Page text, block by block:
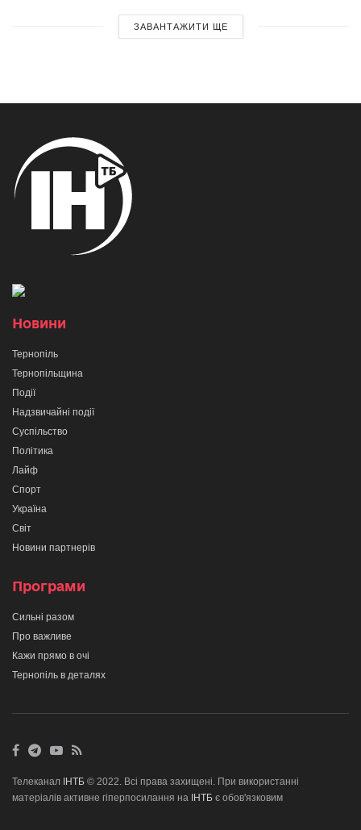
ЗАВАНТАЖИТИ ЩЕ
Новини
Тернопіль
Тернопільщина
Події
Надзвичайні події
Суспільство
Політика
Лайф
Спорт
Україна
Світ
Новини партнерів
Програми
Сильні разом
Про важливе
Кажи прямо в очі
Тернопіль в деталях
Телеканал ІНТБ © 2022. Всі права захищені. При використанні
матеріалів активне гіперпосилання на ІНТБ є обов'язковим